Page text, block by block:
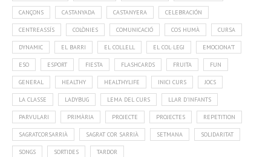
CANÇONS CASTANYADA CASTANYERA CELEBRACIÓN
CENTREASSÍS COLÒNIES COMUNICACIÓ COS HUMÀ CURSA
DYNAMIC EL BARRI EL COLLELL EL COL·LEGI EMOCIONA'T
ESO ESPORT FIESTA FLASHCARDS FRUITA FUN
GENERAL HEALTHY HEALTHYLIFE INICI CURS JOCS
LA CLASSE LADYBUG LEMA DEL CURS LLAR D'INFANTS
PARVULARI PRIMÀRIA PROJECTE PROJECTES REPETITION
SAGRATCORSARRIÀ SAGRAT COR SARRIÀ SETMANA SOLIDARITAT
SONGS SORTIDES TARDOR